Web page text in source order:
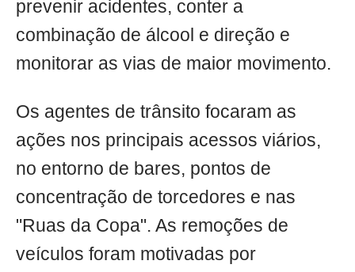
prevenir acidentes, conter a
combinação de álcool e direção e
monitorar as vias de maior movimento.
Os agentes de trânsito focaram as
ações nos principais acessos viários,
no entorno de bares, pontos de
concentração de torcedores e nas
"Ruas da Copa". As remoções de
veículos foram motivadas por